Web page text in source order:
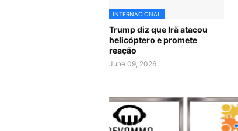
INTERNACIONAL
Trump diz que Irã atacou
helicóptero e promete
reação
June 09, 2026